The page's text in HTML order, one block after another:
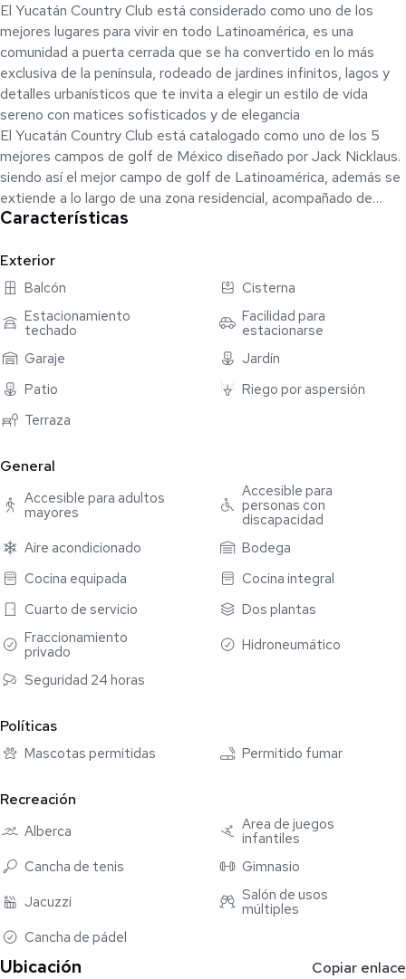
El Yucatán Country Club está considerado como uno de los
mejores lugares para vivir en todo Latinoamérica, es una
comunidad a puerta cerrada que se ha convertido en lo más
exclusiva de la península, rodeado de jardines infinitos, lagos y
detalles urbanísticos que te invita a elegir un estilo de vida
sereno con matices sofisticados y de elegancia
El Yucatán Country Club está catalogado como uno de los 5
mejores campos de golf de México diseñado por Jack Nicklaus.
siendo así el mejor campo de golf de Latinoamérica, además se
extiende a lo largo de una zona residencial, acompañado de
cuatro lagos, cinco maravillosos cenotes e impresionantes
Open de PGA Latinoamérica.
PLANTA BAJA:
- Comedor
- Alacena
- Estudio / Sala de TV con baño completo
- Cava
- Cuarto independiente con baño completo -
- Gimnasio
- Estacionamiento techado para tres vehículos
PLANTA ALTA:
- Tres habitaciones cada una con baño y clóset vestidor
- Sala de tv
*EQUIPAMIENTO
- 14 ventiladores
- Cortinas
- Sistema de hidro neumático
- Lavadora
- Secadora
- Paneles Solares
Características
Exterior
Balcón
Cisterna
Estacionamiento
techado
Facilidad para
estacionarse
Garaje
Jardín
Patio
Riego por aspersión
Terraza
General
Accesible para adultos
mayores
Accesible para
personas con
discapacidad
Aire acondicionado
Bodega
Cocina equipada
Cocina integral
Cuarto de servicio
Dos plantas
Fraccionamiento
privado
Hidroneumático
Seguridad 24 horas
Políticas
Mascotas permitidas Permitido fumar
Recreación
Alberca
Área de juegos
infantiles
Cancha de tenis
Gimnasio
Jacuzzi
Salón de usos
múltiples
Cancha de pádel
Ubicación Copiar enlace